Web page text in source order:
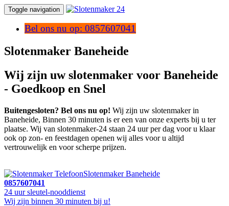
Toggle navigation
Bel ons nu op: 0857607041
Slotenmaker Baneheide
Wij zijn uw slotenmaker voor Baneheide
- Goedkoop en Snel
Buitengesloten? Bel ons nu op! Wij zijn uw slotenmaker in
Baneheide, Binnen 30 minuten is er een van onze experts bij u ter
plaatse. Wij van slotenmaker-24 staan 24 uur per dag voor u klaar
ook op zon- en feestdagen openen wij alles voor u altijd
vertrouwelijk en voor scherpe prijzen.
Slotenmaker Baneheide
0857607041
24 uur sleutel-nooddienst
Wij zijn binnen 30 minuten bij u!